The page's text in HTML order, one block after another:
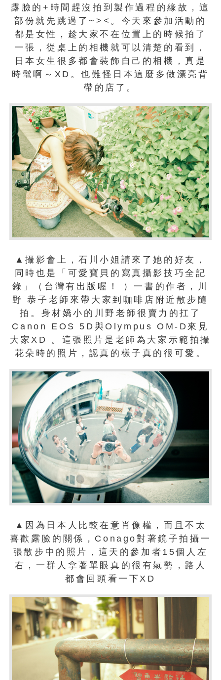
露臉的+時間趕沒拍到製作過程的緣故，這
部份就先跳過了~><。今天來參加活動的
都是女性，趁大家不在位置上的時候拍了
一張，從桌上的相機就可以清楚的看到，
日本女生很多都會裝飾自己的相機，真是
時髦啊～XD。也難怪日本這麼多做漂亮背
帶的店了。
▲攝影會上，石川小姐請來了她的好友，
同時也是「可愛寶貝的寫真攝影技巧全記
錄」（台灣有出版喔！ ）一書的作者，川
野 恭子老師來帶大家到咖啡店附近散步隨
拍。身材嬌小的川野老師很賣力的扛了
Canon EOS 5D與Olympus OM-D來見
大家XD 。這張照片是老師為大家示範拍攝
花朵時的照片，認真的樣子真的很可愛。
▲因為日本人比較在意肖像權，而且不太
喜歡露臉的關係，Conago對著鏡子拍攝一
張散步中的照片，這天的參加者15個人左
右，一群人拿著單眼真的很有氣勢，路人
都會回頭看一下XD